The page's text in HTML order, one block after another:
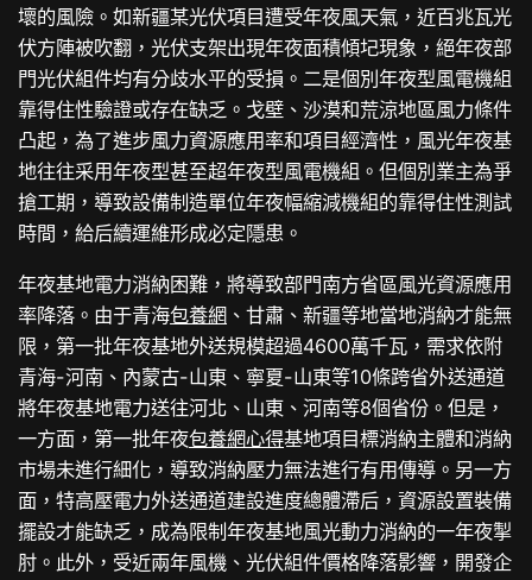
壞的風險。如新疆某光伏項目遭受年夜風天氣，近百兆瓦光
伏方陣被吹翻，光伏支架出現年夜面積傾圮現象，絕年夜部
門光伏組件均有分歧水平的受損。二是個別年夜型風電機組
靠得住性驗證或存在缺乏。戈壁、沙漠和荒涼地區風力條件
凸起，為了進步風力資源應用率和項目經濟性，風光年夜基
地往往采用年夜型甚至超年夜型風電機組。但個別業主為爭
搶工期，導致設備制造單位年夜幅縮減機組的靠得住性測試
時間，給后續運維形成必定隱患。
年夜基地電力消納困難，將導致部門南方省區風光資源應用
率降落。由于青海包養網 、甘肅、新疆等地當地消納才能無
限，第一批年夜基地外送規模超過4600萬千瓦，需求依附
青海-河南、內蒙古-山東、寧夏-山東等10條跨省外送通道
將年夜基地電力送往河北、山東、河南等8個省份。但是，
一方面，第一批年夜包養網心得基地項目標消納主體和消納
市場未進行細化，導致消納壓力無法進行有用傳導。另一方
面，特高壓電力外送通道建設進度總體滯后，資源設置裝備
擺設才能缺乏，成為限制年夜基地風光動力消納的一年夜掣
肘。此外，受近兩年風機、光伏組件價格降落影響，開發企